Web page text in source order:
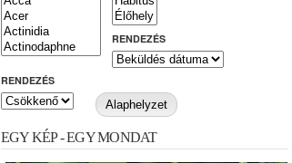
RENDEZÉS
RENDEZÉS
EGY KÉP - EGY MONDAT